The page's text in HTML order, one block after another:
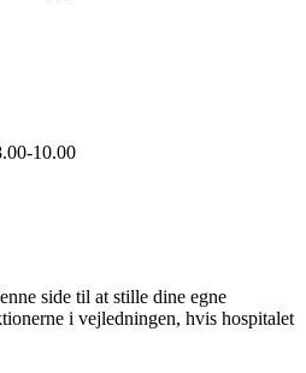
10.00
side til at stille dine egne
i vejledningen, hvis hospitalet